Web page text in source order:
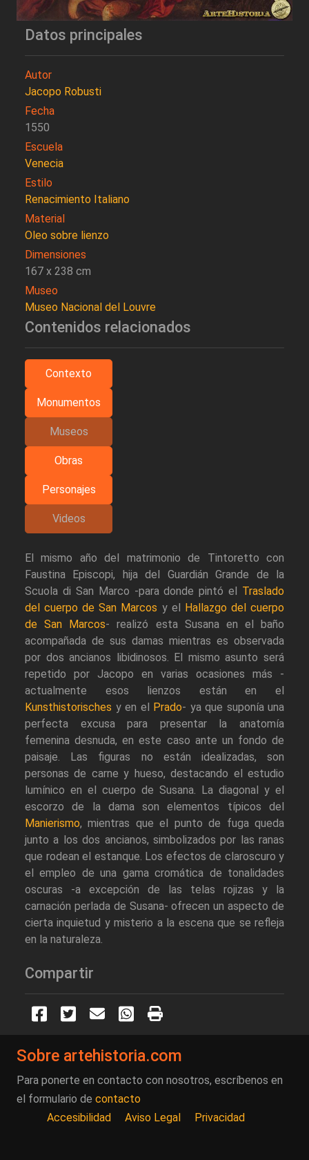
Datos principales
Autor
Jacopo Robusti
Fecha
1550
Escuela
Venecia
Estilo
Renacimiento Italiano
Material
Oleo sobre lienzo
Dimensiones
167 x 238 cm
Museo
Museo Nacional del Louvre
Contenidos relacionados
Contexto
Monumentos
Museos
Obras
Personajes
Videos
El mismo año del matrimonio de Tintoretto con
Faustina Episcopi, hija del Guardián Grande de la
Scuola di San Marco -para donde pintó el Traslado
del cuerpo de San Marcos y el Hallazgo del cuerpo
de San Marcos- realizó esta Susana en el baño
acompañada de sus damas mientras es observada
por dos ancianos libidinosos. El mismo asunto será
repetido por Jacopo en varias ocasiones más -
actualmente esos lienzos están en el
Kunsthistorisches y en el Prado- ya que suponía una
perfecta excusa para presentar la anatomía
femenina desnuda, en este caso ante un fondo de
paisaje. Las figuras no están idealizadas, son
personas de carne y hueso, destacando el estudio
lumínico en el cuerpo de Susana. La diagonal y el
escorzo de la dama son elementos típicos del
Manierismo, mientras que el punto de fuga queda
junto a los dos ancianos, simbolizados por las ranas
que rodean el estanque. Los efectos de claroscuro y
el empleo de una gama cromática de tonalidades
oscuras -a excepción de las telas rojizas y la
carnación perlada de Susana- ofrecen un aspecto de
cierta inquietud y misterio a la escena que se refleja
en la naturaleza.
Compartir
Sobre artehistoria.com
Para ponerte en contacto con nosotros, escríbenos en
el formulario de contacto
Accesibilidad
Aviso Legal Privacidad